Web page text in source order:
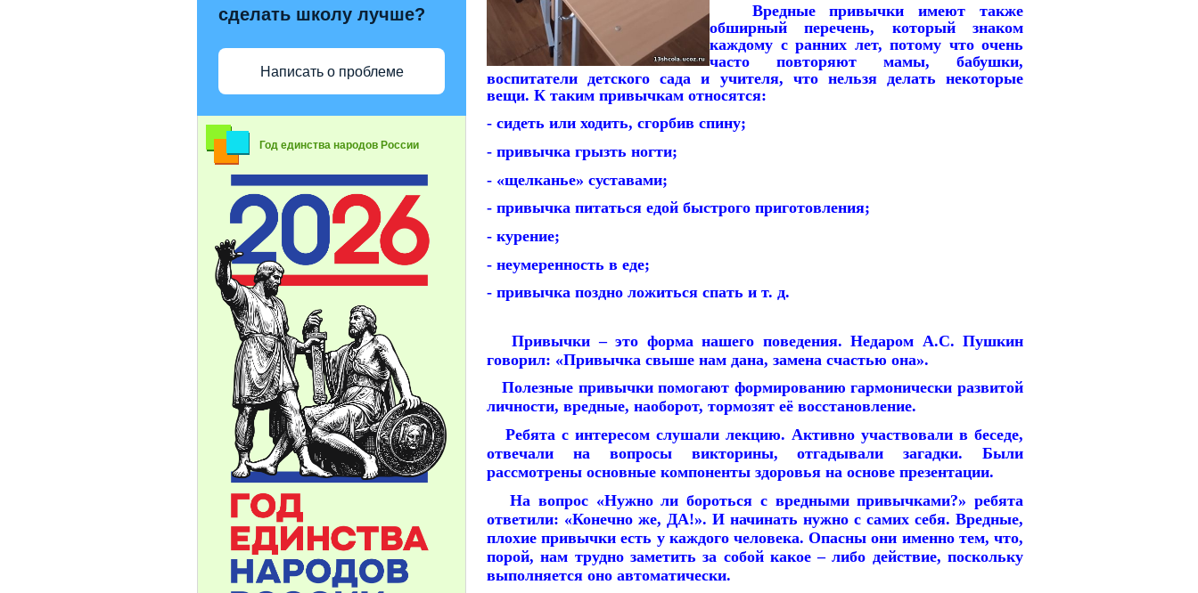
сделать школу лучше?
Написать о проблеме
Год единства народов России
Вредные привычки имеют также
обширный перечень, который знаком
каждому с ранних лет, потому что очень
часто повторяют мамы, бабушки,
воспитатели детского сада и учителя, что нельзя делать некоторые
вещи. К таким привычкам относятся:
- сидеть или ходить, сгорбив спину;
- привычка грызть ногти;
- «щелканье» суставами;
- привычка питаться едой быстрого приготовления;
- курение;
- неумеренность в еде;
- привычка поздно ложиться спать и т. д.
Привычки – это форма нашего поведения. Недаром А.С. Пушкин
говорил: «Привычка свыше нам дана, замена счастью она».
Полезные привычки помогают формированию гармонически развитой
личности, вредные, наоборот, тормозят её восстановление.
Ребята с интересом слушали лекцию. Активно участвовали в беседе,
отвечали на вопросы викторины, отгадывали загадки. Были
рассмотрены основные компоненты здоровья на основе презентации.
На вопрос «Нужно ли бороться с вредными привычками?» ребята
ответили: «Конечно же, ДА!». И начинать нужно с самих себя. Вредные,
плохие привычки есть у каждого человека. Опасны они именно тем, что,
порой, нам трудно заметить за собой какое – либо действие, поскольку
выполняется оно автоматически.